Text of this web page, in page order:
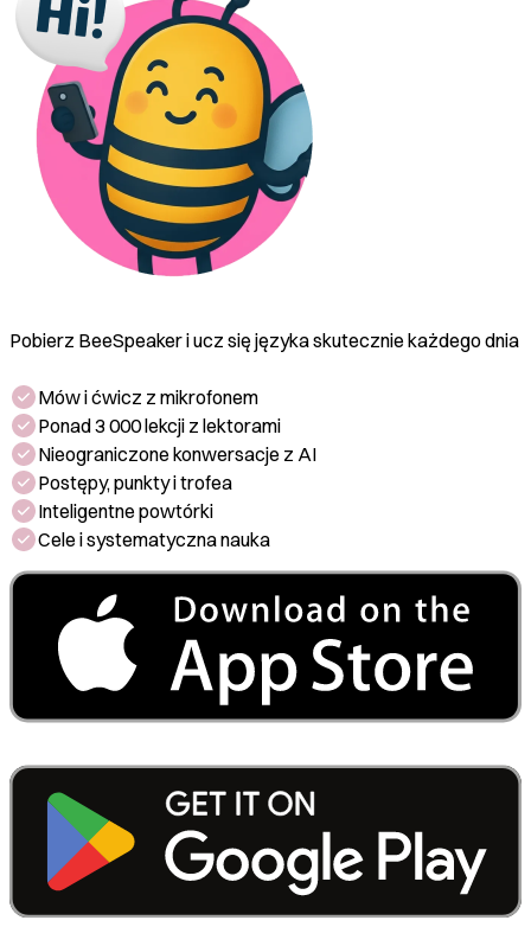
Pobierz BeeSpeaker i ucz się języka skutecznie każdego dnia
Mów i ćwicz z mikrofonem
Ponad 3 000 lekcji z lektorami
Nieograniczone konwersacje z AI
Postępy, punkty i trofea
Inteligentne powtórki
Cele i systematyczna nauka